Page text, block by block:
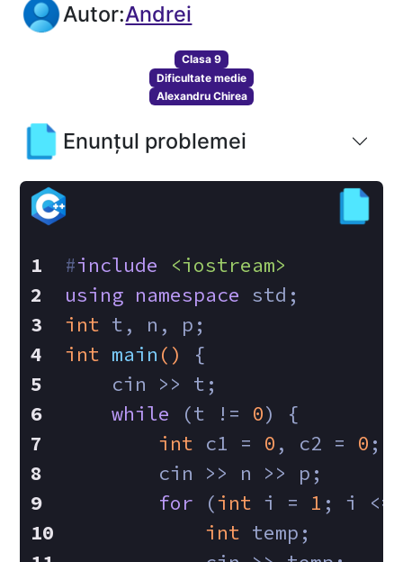
Autor:Andrei
Clasa 9
Dificultate medie
Alexandru Chirea
Enunțul problemei
#include
<iostream>
using namespace std;
int t, n, p;
int main ()
{
    cin >> t;
while (t != 0) {
int c1 = 0 , c2 = 0 ;
        cin >> n >> p;
for (int i = 1 ; i <=
int temp;